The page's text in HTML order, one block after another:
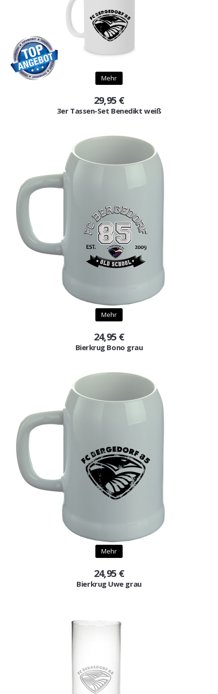
Long Sleeve & Tank Top
Gutscheine
Jogging & Shorts
KONFIGURATOR
Mehr
29,95 €
3er Tassen-Set Benedikt weiß
Mehr
24,95 €
Bierkrug Bono grau
Mehr
24,95 €
Bierkrug Uwe grau